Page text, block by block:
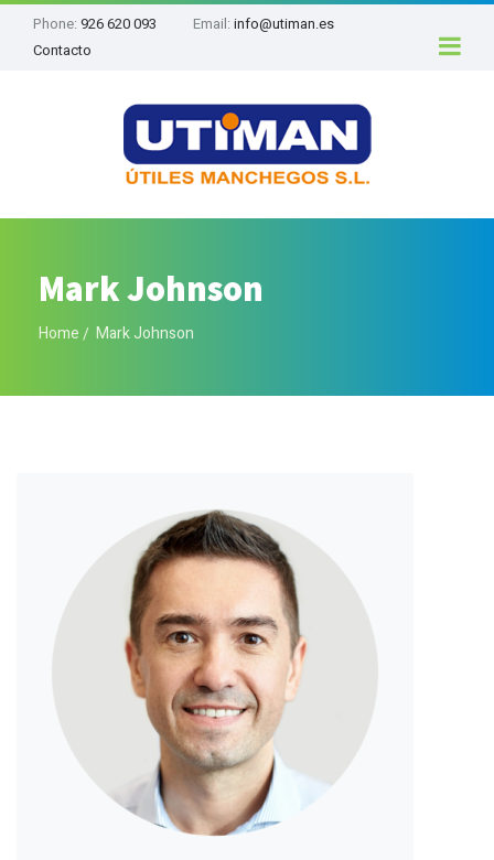
Phone: 926 620 093 Email: info@utiman.es
Contacto
Mark Johnson
Home Mark Johnson